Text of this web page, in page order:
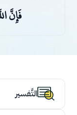
فَإِنَّ
التَّفسير